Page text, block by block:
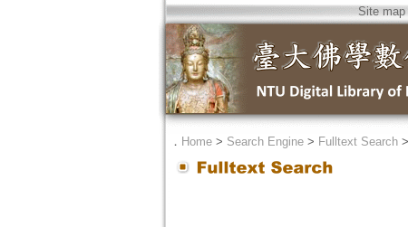
Site map
． Home> Search Engine> Fulltext Search>